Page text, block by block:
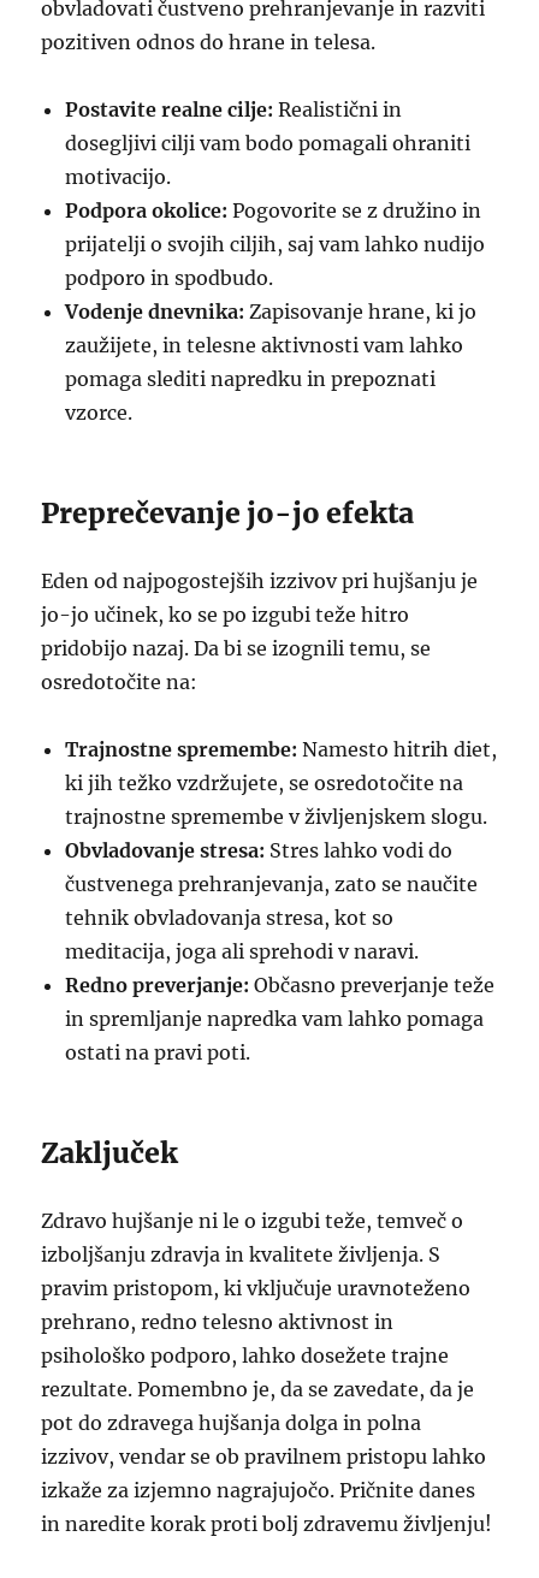
obvladovati čustveno prehranjevanje in razviti
pozitiven odnos do hrane in telesa.
Postavite realne cilje: Realistični in
dosegljivi cilji vam bodo pomagali ohraniti
motivacijo.
Podpora okolice: Pogovorite se z družino in
prijatelji o svojih ciljih, saj vam lahko nudijo
podporo in spodbudo.
Vodenje dnevnika: Zapisovanje hrane, ki jo
zaužijete, in telesne aktivnosti vam lahko
pomaga slediti napredku in prepoznati
vzorce.
Preprečevanje jo-jo efekta
Eden od najpogostejših izzivov pri hujšanju je
jo-jo učinek, ko se po izgubi teže hitro
pridobijo nazaj. Da bi se izognili temu, se
osredotočite na:
Trajnostne spremembe: Namesto hitrih diet,
ki jih težko vzdržujete, se osredotočite na
trajnostne spremembe v življenjskem slogu.
Obvladovanje stresa: Stres lahko vodi do
čustvenega prehranjevanja, zato se naučite
tehnik obvladovanja stresa, kot so
meditacija, joga ali sprehodi v naravi.
Redno preverjanje: Občasno preverjanje teže
in spremljanje napredka vam lahko pomaga
ostati na pravi poti.
Zaključek
Zdravo hujšanje ni le o izgubi teže, temveč o
izboljšanju zdravja in kvalitete življenja. S
pravim pristopom, ki vključuje uravnoteženo
prehrano, redno telesno aktivnost in
psihološko podporo, lahko dosežete trajne
rezultate. Pomembno je, da se zavedate, da je
pot do zdravega hujšanja dolga in polna
izzivov, vendar se ob pravilnem pristopu lahko
izkaže za izjemno nagrajujočo. Pričnite danes
in naredite korak proti bolj zdravemu življenju!